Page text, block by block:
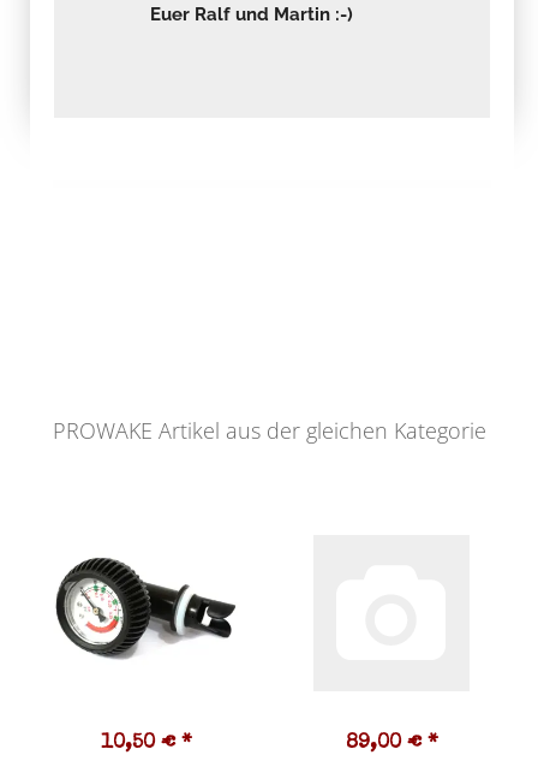
Euer Ralf und Martin :-)
PROWAKE Artikel aus der gleichen Kategorie
10,50 € * 89,00 € *